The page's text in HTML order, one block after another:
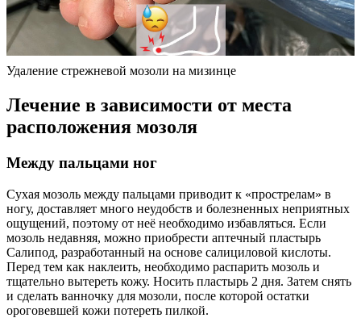
Удаление стрежневой мозоли на мизинце
Лечение в зависимости от места
расположения мозоля
Между пальцами ног
Сухая мозоль между пальцами приводит к «прострелам» в
ногу, доставляет много неудобств и болезненных неприятных
ощущений, поэтому от неё необходимо избавляться. Если
мозоль недавняя, можно приобрести аптечный пластырь
Салипод, разработанный на основе салициловой кислоты.
Перед тем как наклеить, необходимо распарить мозоль и
тщательно вытереть кожу. Носить пластырь 2 дня. Затем снять
и сделать ванночку для мозоли, после которой остатки
ороговевшей кожи потереть пилкой.